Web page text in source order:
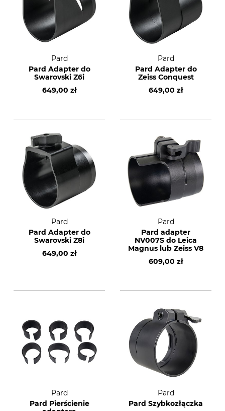
Pard
Pard Adapter do
Swarovski Z6i
649,00 zł
Pard
Pard Adapter do
Zeiss Conquest
649,00 zł
Pard
Pard Adapter do
Swarovski Z8i
649,00 zł
Pard
Pard adapter
NV007S do Leica
Magnus lub Zeiss V8
609,00 zł
Pard
Pard Pierścienie
Pard
Pard Szybkozłączka